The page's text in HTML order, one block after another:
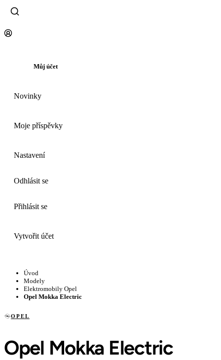
Můj účet
Novinky
Moje příspěvky
Nastavení
Odhlásit se
Přihlásit se
Vytvořit účet
Úvod
Modely
Elektromobily Opel
Opel Mokka Electric
OPEL
Opel Mokka Electric